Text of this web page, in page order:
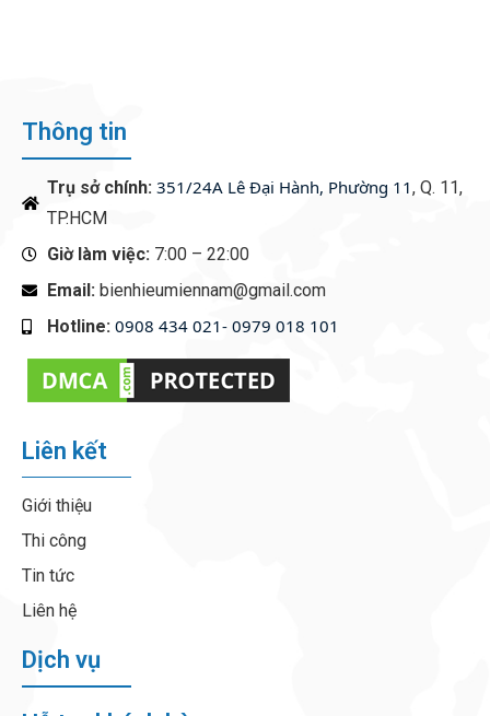
Thông tin
Trụ sở chính: 351/24A Lê Đại Hành, Phường 11, Q. 11,
TP.HCM
Giờ làm việc: 7:00 – 22:00
Email: bienhieumiennam@gmail.com
Hotline: 0908 434 021- 0979 018 101
Liên kết
Giới thiệu
Thi công
Tin tức
Liên hệ
Dịch vụ